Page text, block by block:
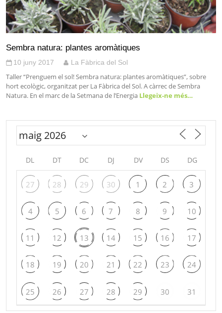
Sembra natura: plantes aromàtiques
10 juny 2017 La Fàbrica del Sol
Taller “Prenguem el sol! Sembra natura: plantes aromàtiques”, sobre
hort ecològic, organitzat per La Fàbrica del Sol. A càrrec de Sembra
Natura. En el marc de la Setmana de l’Energia Llegeix-ne més…
DL DT DC DJ DV DS DG
27 28 29 30 1 2 3
4 5 6 7 8 9 10
11 12 13 14 15 16 17
18 19 20 21 22 23 24
25 26 27 28 29 30 31